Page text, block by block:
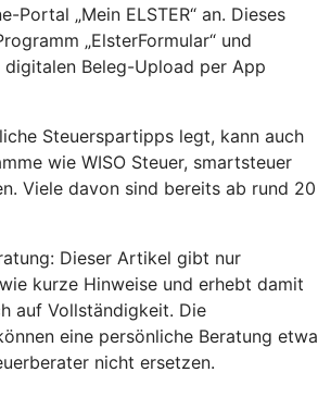
Portal „Mein ELSTER“ an. Dieses
„ElsterFormular“ und
Beleg-Upload per App
Steuerspartipps legt, kann auch
wie WISO Steuer, smartsteuer
Viele davon sind bereits ab rund 20
Dieser Artikel gibt nur
kurze Hinweise und erhebt damit
auf Vollständigkeit. Die
eine persönliche Beratung etwa
nicht ersetzen.